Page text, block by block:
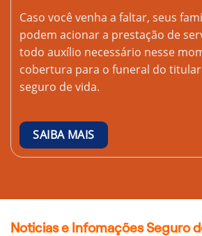
Caso você venha a faltar, seus
podem acionar a prestação de
todo auxílio necessário nesse
cobertura para o funeral do
seguro de vida.
SAIBA MAIS
Noticias e Infomações Seguro